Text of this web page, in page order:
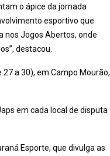
o ápice da jornada
esportivo que
nos Jogos Abertos, onde
destacou.
a 30), em Campo Mourão,
em cada local de disputa
Esporte, que divulga as